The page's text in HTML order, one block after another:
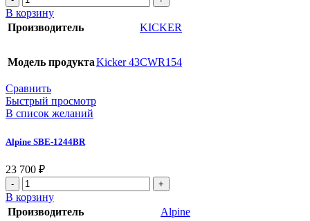
В корзину
Производитель
KICKER
Модель продуктаKicker 43CWR154
Сравнить
Быстрый просмотр
В список желаний
Alpine SBE-1244BR
23 700 ₽
В корзину
Производитель
Alpine